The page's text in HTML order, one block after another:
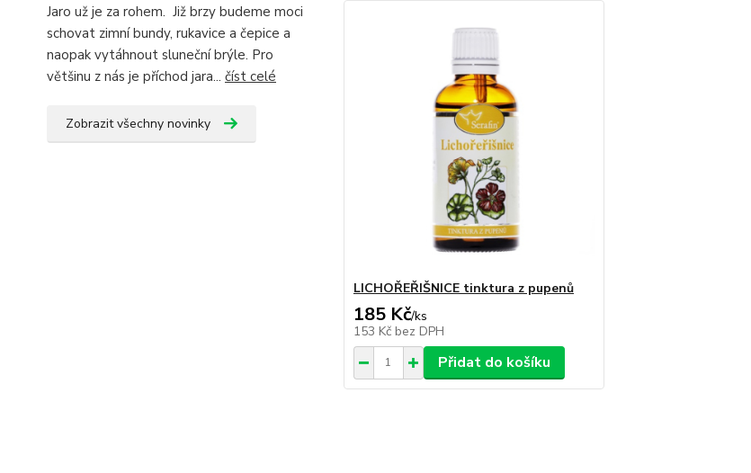
Jaro už je za rohem. Již brzy budeme moci
schovat zimní bundy, rukavice a čepice a
naopak vytáhnout sluneční brýle. Pro
většinu z nás je příchod jara... číst celé
Zobrazit všechny novinky
LICHOŘEŘIŠNICE tinktura z pupenů
185 Kč/ks
153 Kč bez DPH
Přidat do košíku